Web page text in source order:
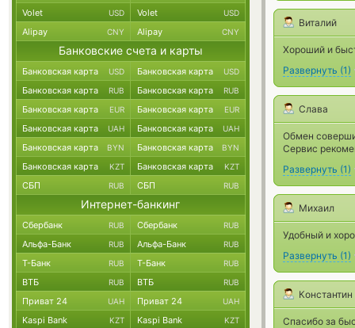
Виталий
Хороший и
Развернуть (1)
Слава
Обмен
Сервис
Развернуть (1)
Михаил
Удобный и
Развернуть (1)
Константин
Спасибо за
Volet USD Volet USD
Alipay CNY Alipay CNY
Банковские счета и карты
Банковская карта USD Банковская карта USD
Банковская карта RUB Банковская карта RUB
Банковская карта EUR Банковская карта EUR
Банковская карта UAH Банковская карта UAH
Банковская карта BYN Банковская карта BYN
Банковская карта KZT Банковская карта KZT
СБП RUB СБП RUB
Интернет-банкинг
Сбербанк RUB Сбербанк RUB
Альфа-Банк RUB Альфа-Банк RUB
Т-Банк RUB Т-Банк RUB
ВТБ RUB ВТБ RUB
Приват 24 UAH Приват 24 UAH
Kaspi Bank KZT Kaspi Bank KZT